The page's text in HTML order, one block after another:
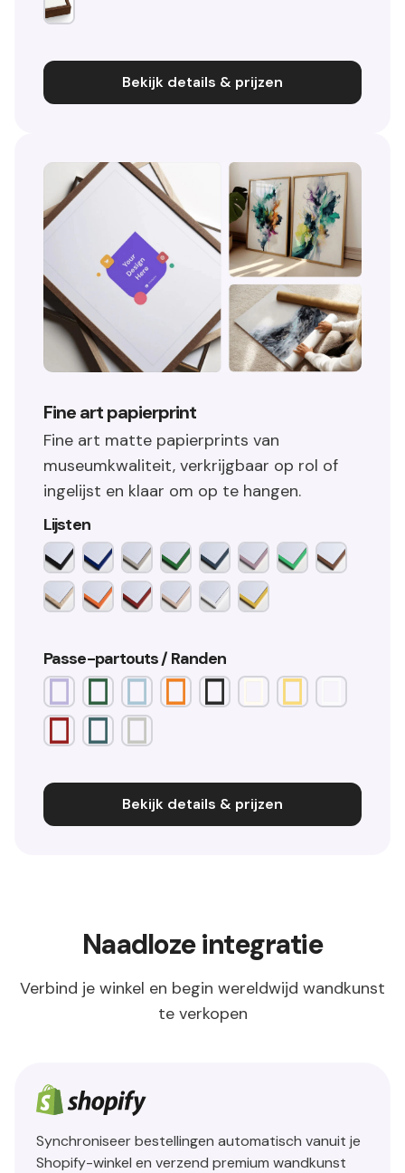
Bekijk details & prijzen
Fine art papierprint
Fine art matte papierprints van
museumkwaliteit, verkrijgbaar op rol of
ingelijst en klaar om op te hangen.
Lijsten
Passe-partouts / Randen
Bekijk details & prijzen
Naadloze integratie
Verbind je winkel en begin wereldwijd wandkunst
te verkopen
Synchroniseer bestellingen automatisch vanuit je
Shopify-winkel en verzend premium wandkunst